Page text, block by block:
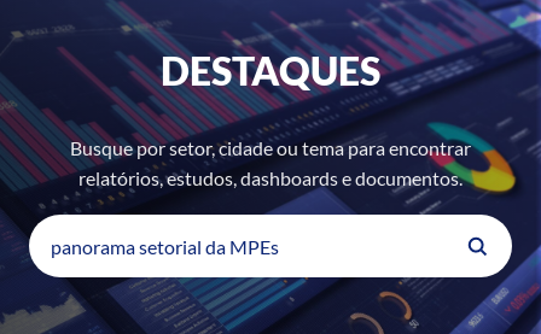
DESTAQUES
Busque por setor, cidade ou tema para encontrar
relatórios, estudos, dashboards e documentos.